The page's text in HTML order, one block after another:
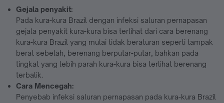
Gejala penyakit:
Pada kura-kura Brazil dengan infeksi saluran pernapasan
gejala penyakit kura-kura bisa terlihat dari cara berenang
kura-kura Brazil yang mulai tidak beraturan seperti tampak
berat sebelah, berenang berputar-putar, bahkan pada
tingkat yang lebih parah kura-kura bisa terlihat berenang
terbalik.
Cara Mencegah:
Penyebab infeksi saluran pernapasan pada kura-kura Brazil